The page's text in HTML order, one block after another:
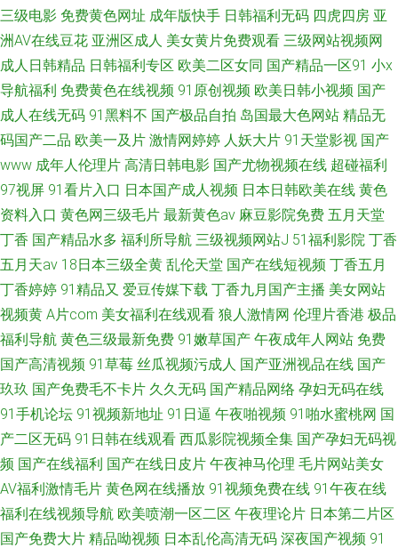
三级电影 免费黄色网址 成年版快手 日韩福利无码 四虎四房 亚
洲AV在线豆花 亚洲区成人 美女黄片免费观看 三级网站视频网
成人日韩精品 日韩福利专区 欧美二区女同 国产精品一区91 小x
导航福利 免费黄色在线视频 91原创视频 欧美日韩小视频 国产
成人在线无码 91黑料不 国产极品自拍 岛国最大色网站 精品无
码国产二品 欧美一及片 激情网婷婷 人妖大片 91天堂影视 国产
www 成年人伦理片 高清日韩电影 国产尤物视频在线 超碰福利
97视屏 91看片入口 日本国产成人视频 日本日韩欧美在线 黄色
资料入口 黄色网三级毛片 最新黄色av 麻豆影院免费 五月天堂
丁香 国产精品水多 福利所导航 三级视频网站J 51福利影院 丁香
五月天av 18日本三级全黄 乱伦天堂 国产在线短视频 丁香五月
丁香婷婷 91精品又 爱豆传媒下载 丁香九月国产主播 美女网站
视频黄 A片com 美女福利在线观看 狼人激情网 伦理片香港 极品
福利导航 黄色三级最新免费 91嫩草国产 午夜成年人网站 免费
国产高清视频 91草莓 丝瓜视频污成人 国产亚洲视品在线 国产
玖玖 国产免费毛不卡片 久久无码 国产精品网络 孕妇无码在线
91手机论坛 91视频新地址 91日逼 午夜啪视频 91啪水蜜桃网 国
产二区无码 91日韩在线观看 西瓜影院视频全集 国产孕妇无码视
频 国产在线福利 国产在线日皮片 午夜神马伦理 毛片网站美女
AV福利激情毛片 黄色网在线播放 91视频免费在线 91午夜在线
福利在线视频导航 欧美喷潮一区二区 午夜理论片 日本第二片区
国产免费大片 精品呦视频 日本乱伦高清无码 深夜国产视频 91